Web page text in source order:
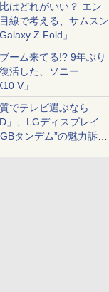
はどれがいい？ エン
線で考える、サムスン
Z Fold」
ーム来てる!? 9年ぶり
活した、ソニー
V」
質でテレビ選ぶなら
」、LGディスプレイ
タンデム”の魅力訴